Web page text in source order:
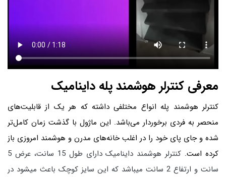
معرفی کنترلر هوشمند پله داینامیک
کنترلر هوشمند پله انواع مختلفی داشته که هر یک از قابلیت‌های
منحصر به فردی برخوردار می‌باشد. این ماژول با گذشت زمان کامل‌تر
شده و جای پای خود را در اغلب خانه‌های مدرن و هوشمند امروزی باز
کرده است.
کنترلر هوشمند داینامیک دارای طول 15 سانت، عرض 5
سانت و ارتفاع 2 سانت میباشد که این سایز کوچک باعث میشود در